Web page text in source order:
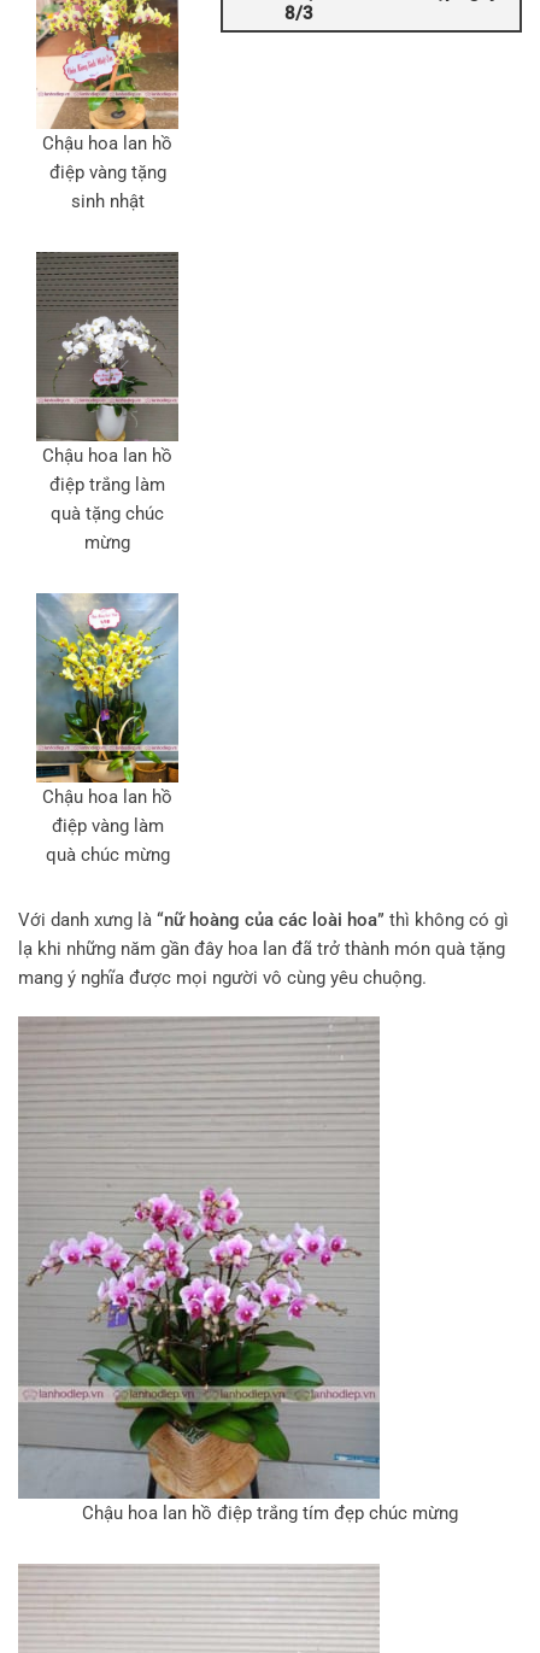
8/3
Chậu hoa lan hồ
điệp vàng tặng
sinh nhật
Chậu hoa lan hồ
điệp trắng làm
quà tặng chúc
mừng
Chậu hoa lan hồ
điệp vàng làm
quà chúc mừng
Với danh xưng là “nữ hoàng của các loài hoa” thì không có gì
lạ khi những năm gần đây hoa lan đã trở thành món quà tặng
mang ý nghĩa được mọi người vô cùng yêu chuộng.
Chậu hoa lan hồ điệp trắng tím đẹp chúc mừng